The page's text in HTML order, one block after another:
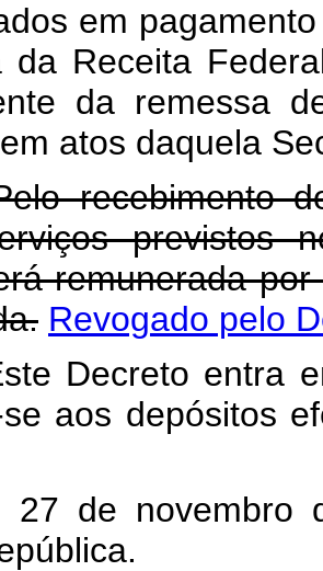
em
da Receita
da remessa
atos daquela
recebimento
previstos
remunerada
Revogado pelo
Decreto entra
aos depósitos
27 de novembro